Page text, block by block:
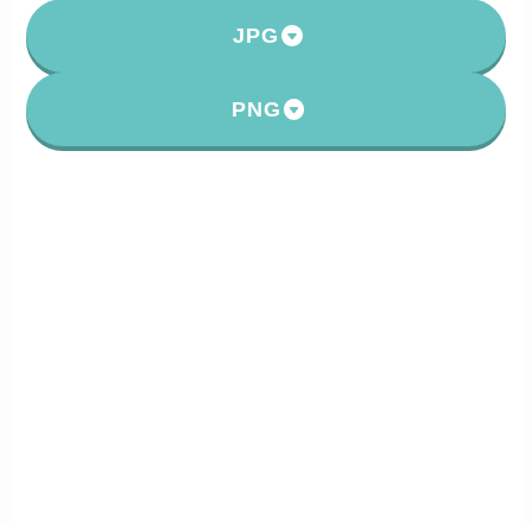
JPG
PNG